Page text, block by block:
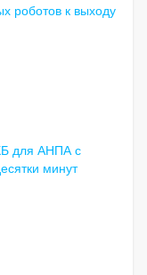
роботов к выходу
для АНПА с
минут